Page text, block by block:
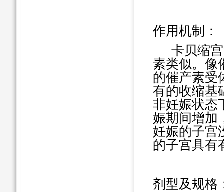
作用机制：
卡贝缩
素类似。像
的催产素受
有的收缩基
非妊娠状态
娠期间增加
妊娠的子宫
的子宫具有
剂型及规格